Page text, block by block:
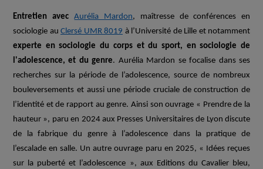
Entretien avec Aurélia Mardon, maîtresse de conférences en
sociologie au Clersé UMR 8019 à l’Université de Lille et notamment
experte ensociologie du corps et du sport, en sociologie de
l'adolescence, et du genre. Aurélia Mardon se focalise dans ses
recherches sur la période de l’adolescence, source de nombreux
bouleversements et aussi une période cruciale de construction de
l’identité et de rapport au genre. Ainsi son ouvrage « Prendre de la
hauteur », paru en 2024 aux Presses Universitaires de Lyon discute
de la fabrique du genre à l’adolescence dans la pratique de
l’escalade en salle. Un autre ouvrage paru en 2025, « Idées reçues
sur la puberté et l’adolescence », aux Editions du Cavalier bleu,